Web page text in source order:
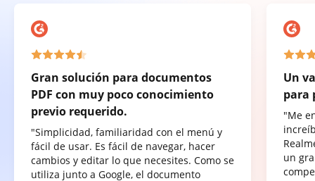
Gran solución para documentos
PDF con muy poco conocimiento
previo requerido.
"Simplicidad, familiaridad con el menú y
fácil de usar. Es fácil de navegar, hacer
cambios y editar lo que necesites. Como se
utiliza junto a Google, el documento
Un
para
"Me
un